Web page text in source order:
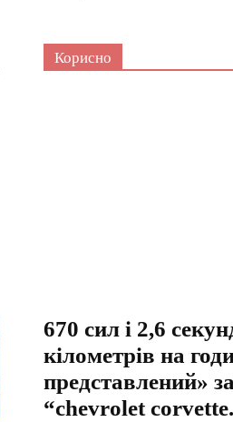
Корисно
670 сил і 2,6
кілометрів на
представлений»
“chevrolet